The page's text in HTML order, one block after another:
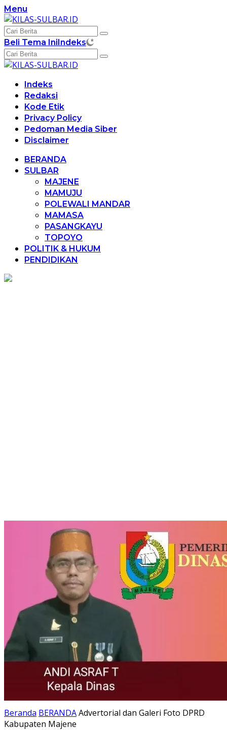
Langsung
ke
konten
Menu
Beli Tema IniIndeks
Indeks
Redaksi
Kode Etik
Privacy Policy
Pedoman Media Siber
Disclaimer
BERANDA
SULBAR
MAJENE
MAMUJU
POLEWALI MANDAR
MAMASA
PASANGKAYU
TOPOYO
POLITIK & HUKUM
PENDIDIKAN
Beranda BERANDAAdvertorial dan Galeri Foto DPRD
Kabupaten Majene